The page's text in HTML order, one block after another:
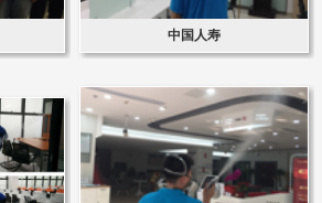
中国人寿